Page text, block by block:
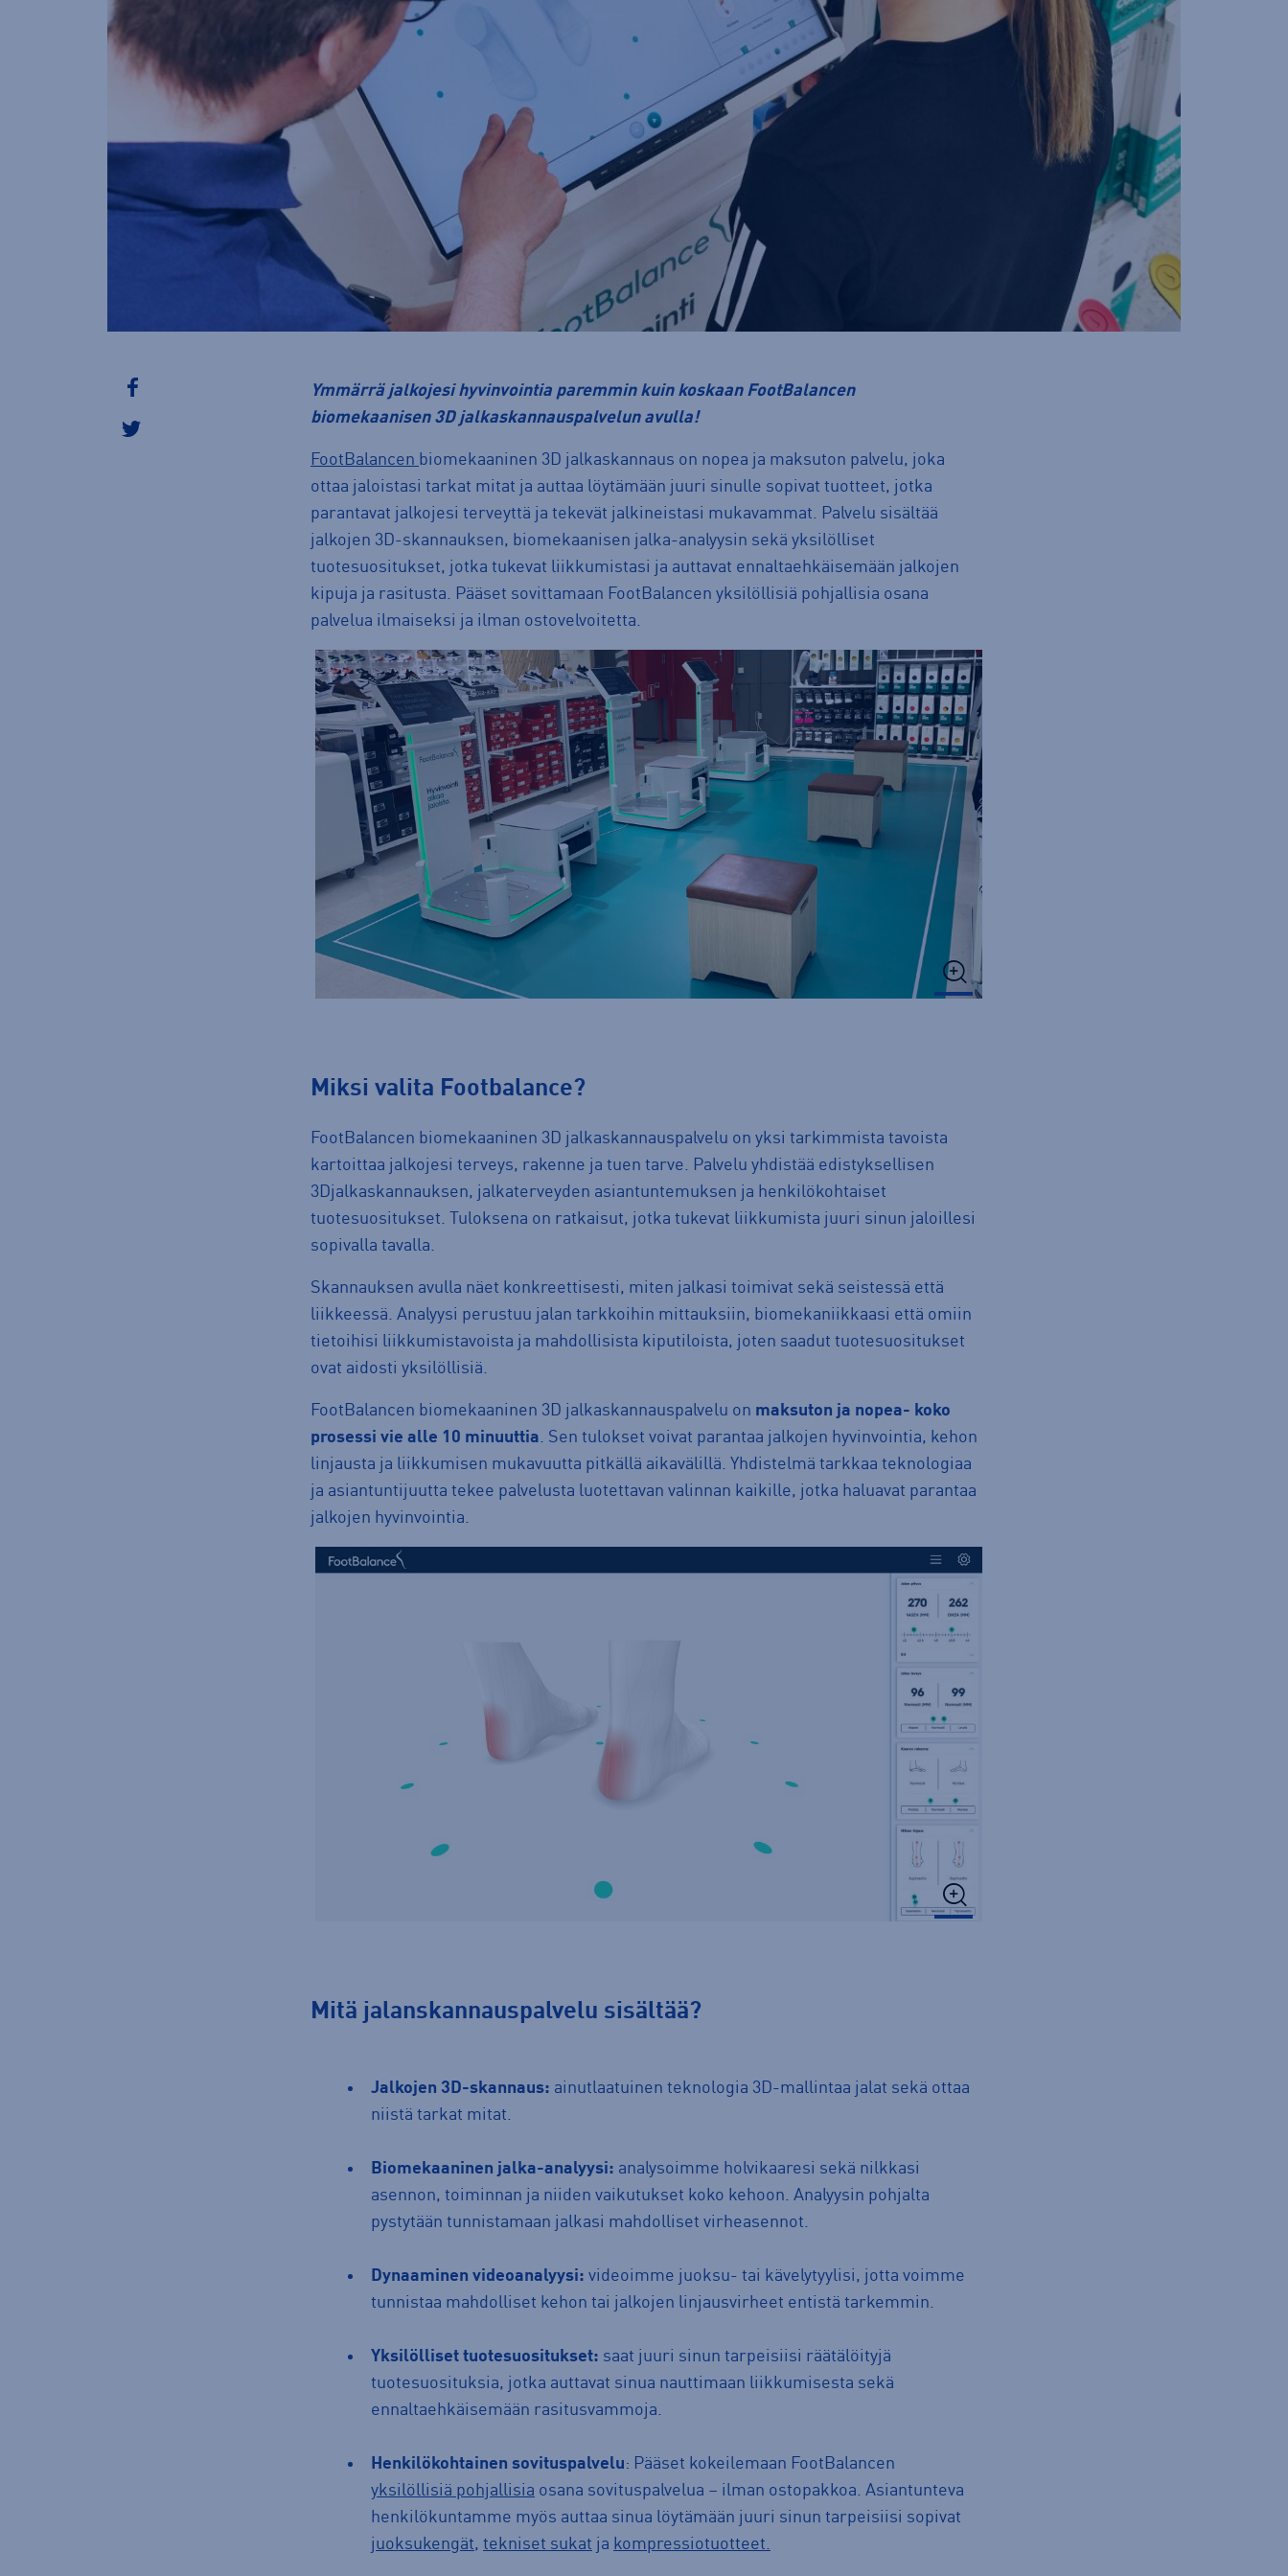
Ymmärrä jalkojesi hyvinvointia paremmin kuin koskaan FootBalancen
biomekaanisen 3D jalkaskannauspalvelun avulla!
FootBalancen biomekaaninen 3D jalkaskannaus on nopea ja maksuton palvelu, joka
ottaa jaloistasi tarkat mitat ja auttaa löytämään juuri sinulle sopivat tuotteet, jotka
parantavat jalkojesi terveyttä ja tekevät jalkineistasi mukavammat. Palvelu sisältää
jalkojen 3D-skannauksen, biomekaanisen jalka-analyysin sekä yksilölliset
tuotesuositukset, jotka tukevat liikkumistasi ja auttavat ennaltaehkäisemään jalkojen
kipuja ja rasitusta. Pääset sovittamaan FootBalancen yksilöllisiä pohjallisia osana
palvelua ilmaiseksi ja ilman ostovelvoitetta.
miksi valita Footbalance?
FootBalancen biomekaaninen 3D jalkaskannauspalvelu on yksi tarkimmista tavoista
kartoittaa jalkojesi terveys, rakenne ja tuen tarve. Palvelu yhdistää edistyksellisen
3Djalkaskannauksen, jalkaterveyden asiantuntemuksen ja henkilökohtaiset
tuotesuositukset. Tuloksena on ratkaisut, jotka tukevat liikkumista juuri sinun jaloillesi
sopivalla tavalla.
Skannauksen avulla näet konkreettisesti, miten jalkasi toimivat sekä seistessä että
liikkeessä. Analyysi perustuu jalan tarkkoihin mittauksiin, biomekaniikkaasi että omiin
tietoihisi liikkumistavoista ja mahdollisista kiputiloista, joten saadut tuotesuositukset
ovat aidosti yksilöllisiä.
FootBalancen biomekaaninen 3D jalkaskannauspalvelu on maksuton ja nopea- koko
prosessi vie alle 10 minuuttia. Sen tulokset voivat parantaa jalkojen hyvinvointia, kehon
linjausta ja liikkumisen mukavuutta pitkällä aikavälillä. Yhdistelmä tarkkaa teknologiaa
ja asiantuntijuutta tekee palvelusta luotettavan valinnan kaikille, jotka haluavat parantaa
jalkojen hyvinvointia.
mitä jalanskannauspalvelu sisältää?
Jalkojen 3D-skannaus: ainutlaatuinen teknologia 3D-mallintaa jalat sekä ottaa
niistä tarkat mitat.
Biomekaaninen jalka-analyysi: analysoimme holvikaaresi sekä nilkkasi
asennon, toiminnan ja niiden vaikutukset koko kehoon. Analyysin pohjalta
pystytään tunnistamaan jalkasi mahdolliset virheasennot.
Dynaaminen videoanalyysi: videoimme juoksu- tai kävelytyylisi, jotta voimme
tunnistaa mahdolliset kehon tai jalkojen linjausvirheet entistä tarkemmin.
Yksilölliset tuotesuositukset: saat juuri sinun tarpeisiisi räätälöityjä
tuotesuosituksia, jotka auttavat sinua nauttimaan liikkumisesta sekä
ennaltaehkäisemään rasitusvammoja.
Henkilökohtainen sovituspalvelu: Pääset kokeilemaan FootBalancen
yksilöllisiä pohjallisia osana sovituspalvelua – ilman ostopakkoa. Asiantunteva
henkilökuntamme myös auttaa sinua löytämään juuri sinun tarpeisiisi sopivat
juoksukengät, tekniset sukat ja kompressiotuotteet.